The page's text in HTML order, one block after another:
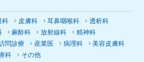
科 皮膚科 耳鼻咽喉科
透析科
麻酔科 放射線科
精神科
問診療 産業医 病理科
美容皮膚科
科 その他